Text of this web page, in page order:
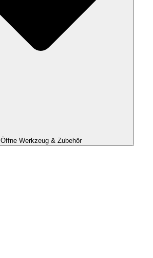
Öffne Werkzeug & Zubehör